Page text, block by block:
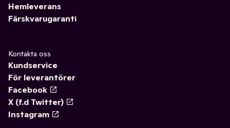
Hemleverans
Färskvarugaranti
Kontakta oss
Kundservice
För leverantörer
Facebook
X (f.d Twitter)
Instagram